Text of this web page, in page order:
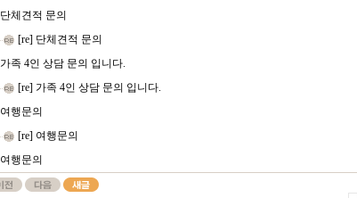
단체견적 문의
[re] 단체견적 문의
가족 4인 상담 문의 입니다.
[re] 가족 4인 상담 문의 입니다.
여행문의
[re] 여행문의
여행문의